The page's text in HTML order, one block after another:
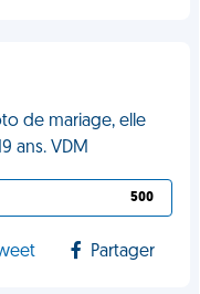
de mariage, elle
ans. VDM
500
Partager